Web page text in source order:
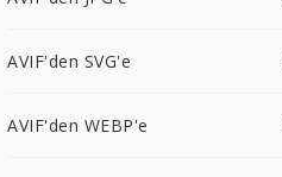
AVIF'den SVG'e
AVIF'den WEBP'e